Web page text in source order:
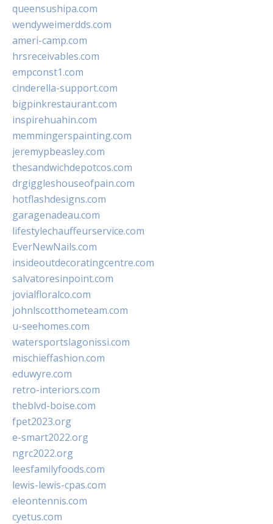
queensushipa.com
wendyweimerdds.com
ameri-camp.com
hrsreceivables.com
empconst1.com
cinderella-support.com
bigpinkrestaurant.com
inspirehuahin.com
memmingerspainting.com
jeremypbeasley.com
thesandwichdepotcos.com
drgiggleshouseofpain.com
hotflashdesigns.com
garagenadeau.com
lifestylechauffeurservice.com
EverNewNails.com
insideoutdecoratingcentre.com
salvatoresinpoint.com
jovialfloralco.com
johnlscotthometeam.com
u-seehomes.com
watersportslagonissi.com
mischieffashion.com
eduwyre.com
retro-interiors.com
theblvd-boise.com
fpet2023.org
e-smart2022.org
ngrc2022.org
leesfamilyfoods.com
lewis-lewis-cpas.com
eleontennis.com
cyetus.com